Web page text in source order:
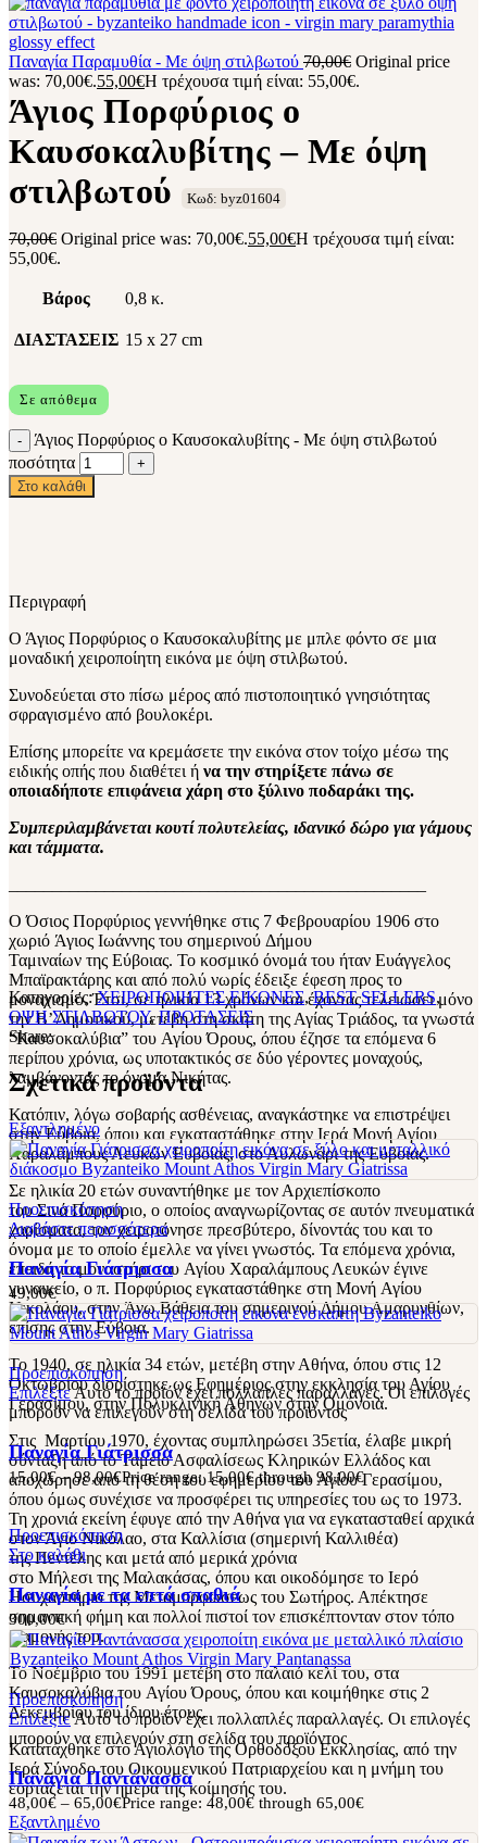
Παναγία Παραμυθία - Με όψη στιλβωτού 70,00€ Original price
was: 70,00€.55,00€Η τρέχουσα τιμή είναι: 55,00€.
Άγιος Πορφύριος ο
Καυσοκαλυβίτης – Με όψη
στιλβωτού
70,00€ Original price was: 70,00€.55,00€Η τρέχουσα τιμή είναι:
55,00€.
Κωδ: byz01604
Βάρος 0,8 κ.
ΔΙΑΣΤΑΣΕΙΣ 15 x 27 cm
Σε απόθεμα
Άγιος Πορφύριος ο Καυσοκαλυβίτης - Με όψη στιλβωτού
ποσότητα
Στο καλάθι
Περιγραφή
Ο Άγιος Πορφύριος ο Καυσοκαλυβίτης με μπλε φόντο σε μια
μοναδική χειροποίητη εικόνα με όψη στιλβωτού.
Συνοδεύεται στο πίσω μέρος από πιστοποιητικό γνησιότητας
σφραγισμένο από βουλοκέρι.
Επίσης μπορείτε να κρεμάσετε την εικόνα στον τοίχο μέσω της
ειδικής οπής που διαθέτει ή να την στηρίξετε πάνω σε
οποιαδήποτε επιφάνεια χάρη στο ξύλινο ποδαράκι της.
Συμπεριλαμβάνεται κουτί πολυτελείας, ιδανικό δώρο για γάμους
και τάμματα.
Ο Όσιος Πορφύριος γεννήθηκε στις 7 Φεβρουαρίου 1906 στο
χωριό Άγιος Ιωάννης του σημερινού Δήμου
Ταμιναίων της Εύβοιας. Το κοσμικό όνομά του ήταν Ευάγγελος
Μπαϊρακτάρης και από πολύ νωρίς έδειξε έφεση προς το
μοναχισμό. Έτσι, σε ηλικία 13 χρόνων και έχοντας τελειώσει μόνο
την Β’ Δημοτικού, μετέβη στη σκήτη της Αγίας Τριάδος, τα γνωστά
“Καυσοκαλύβια” του Αγίου Όρους, όπου έζησε τα επόμενα 6
περίπου χρόνια, ως υποτακτικός σε δύο γέροντες μοναχούς,
λαμβάνοντας το όνομα Νικήτας.
Κατόπιν, λόγω σοβαρής ασθένειας, αναγκάστηκε να επιστρέψει
στην Εύβοια, όπου και εγκαταστάθηκε στην Ιερά Μονή Αγίου
Χαραλάμπους Λευκών Ευβοίας, στο Αυλωνάρι της Εύβοιας.
Σε ηλικία 20 ετών συναντήθηκε με τον Αρχιεπίσκοπο
του Σινά Πορφύριο, ο οποίος αναγνωρίζοντας σε αυτόν πνευματικά
χαρίσματα, τον χειροτόνησε πρεσβύτερο, δίνοντάς του και το
όνομα με το οποίο έμελλε να γίνει γνωστός. Τα επόμενα χρόνια,
επειδή το μοναστήρι του Αγίου Χαραλάμπους Λευκών έγινε
γυναικείο, ο π. Πορφύριος εγκαταστάθηκε στη Μονή Αγίου
Νικολάου, στην Άνω Βάθεια του σημερινού Δήμου Αμαρυνθίων,
επίσης στην Εύβοια.
Το 1940, σε ηλικία 34 ετών, μετέβη στην Αθήνα, όπου στις 12
Οκτωβρίου διορίστηκε ως Εφημέριος στην εκκλησία του Αγίου
Γερασίμου, στην Πολυκλινική Αθηνών στην Ομόνοια.
Στις Μαρτίου 1970, έχοντας συμπληρώσει 35ετία, έλαβε μικρή
σύνταξη από το Ταμείο Ασφαλίσεως Κληρικών Ελλάδος και
αποχώρησε από τη θέση του εφημερίου του Αγίου Γερασίμου,
όπου όμως συνέχισε να προσφέρει τις υπηρεσίες του ως το 1973.
Τη χρονιά εκείνη έφυγε από την Αθήνα για να εγκατασταθεί αρχικά
στον Άγιο Νικόλαο, στα Καλλίσια (σημερινή Καλλιθέα)
της Πεντέλης και μετά από μερικά χρόνια
στο Μήλεσι της Μαλακάσας, όπου και οικοδόμησε το Ιερό
Ησυχαστήριο της Μεταμορφώσεως του Σωτήρος. Απέκτησε
σημαντική φήμη και πολλοί πιστοί τον επισκέπτονταν στον τόπο
διαμονής του.
Το Νοέμβριο του 1991 μετέβη στο παλαιό κελί του, στα
Καυσοκαλύβια του Αγίου Όρους, όπου και κοιμήθηκε στις 2
Δεκεμβρίου του ίδιου έτους.
Κατατάχθηκε στο Αγιολόγιο της Ορθοδόξου Εκκλησίας, από την
Ιερά Σύνοδο του Οικουμενικού Πατριαρχείου και η μνήμη του
εορτάζεται την ημέρα της κοίμησής του.
________________________________________________
Κατηγορίες: ΧΕΙΡΟΠΟΙΗΤΕΣ ΕΙΚΟΝΕΣ, BEST SELLERS,
ΟΨΗ ΣΤΙΛΒΩΤΟΥ, ΠΡΟΤΑΣΕΙΣ
Share:
Σχετικά προϊόντα
Εξαντλημένο
Προεπισκόπηση
Διαβάστε περισσότερα
Παναγία Γιάτρισσα
49,00€
Προεπισκόπηση
ΕπιλέξτεΑυτό το προϊόν έχει πολλαπλές παραλλαγές. Οι επιλογές
μπορούν να επιλεγούν στη σελίδα του προϊόντος
Παναγία Γιάτρισσα
15,00€ – 98,00€Price range: 15,00€ through 98,00€
Προεπισκόπηση
Στο καλάθι
Παναγία με τα επτά σπαθιά
300,00€
Προεπισκόπηση
ΕπιλέξτεΑυτό το προϊόν έχει πολλαπλές παραλλαγές. Οι επιλογές
μπορούν να επιλεγούν στη σελίδα του προϊόντος
Παναγία Παντάνασσα
48,00€ – 65,00€Price range: 48,00€ through 65,00€
Εξαντλημένο